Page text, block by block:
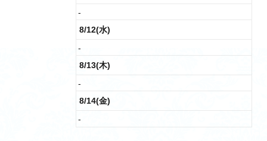
-
8/12(水)
-
8/13(木)
-
8/14(金)
-